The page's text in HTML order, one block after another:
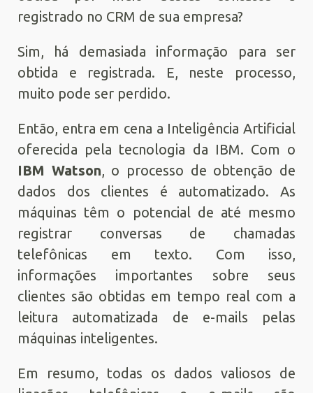
registrado no CRM de sua empresa?
Sim, há demasiada informação para ser
obtida e registrada. E, neste processo,
muito pode ser perdido.
Então, entra em cena a Inteligência Artificial
oferecida pela tecnologia da IBM. Com o
IBM Watson, o processo de obtenção de
dados dos clientes é automatizado. As
máquinas têm o potencial de até mesmo
registrar conversas de chamadas
telefônicas em texto. Com isso,
informações importantes sobre seus
clientes são obtidas em tempo real com a
leitura automatizada de e-mails pelas
máquinas inteligentes.
Em resumo, todas os dados valiosos de